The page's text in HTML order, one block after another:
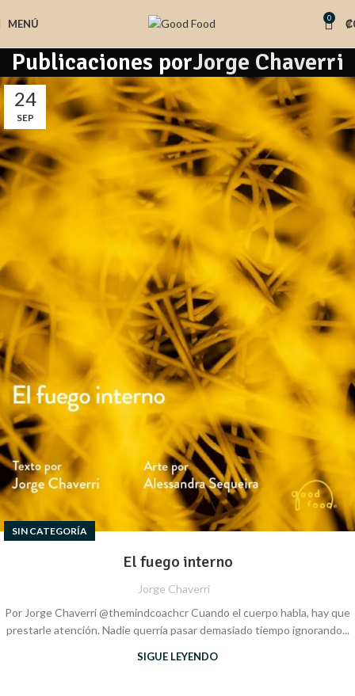
MENÚ 0 ₡
Publicaciones porJorge Chaverri
24
SEP
SIN CATEGORÍA
El fuego interno
Jorge Chaverri
Por Jorge Chaverri @themindcoachcr Cuando el cuerpo habla, hay que
prestarle atención. Nadie querría pasar demasiado tiempo ignorando...
SIGUE LEYENDO